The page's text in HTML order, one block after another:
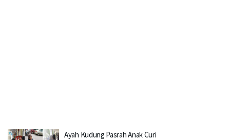
Ayah Kudung Pasrah Anak Curi